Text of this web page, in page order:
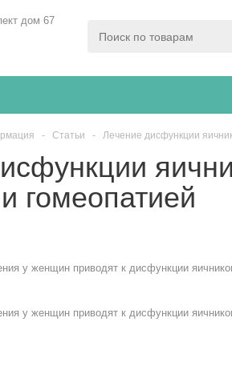
дом 67
- Статьи - Лечение дисфункции
гомеопатией
у женщин приводят к дисфункции
у женщин приводят к дисфункции